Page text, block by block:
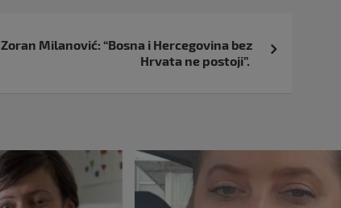
Zoran Milanović: “Bosna i Hercegovina bez
Hrvata ne postoji”.